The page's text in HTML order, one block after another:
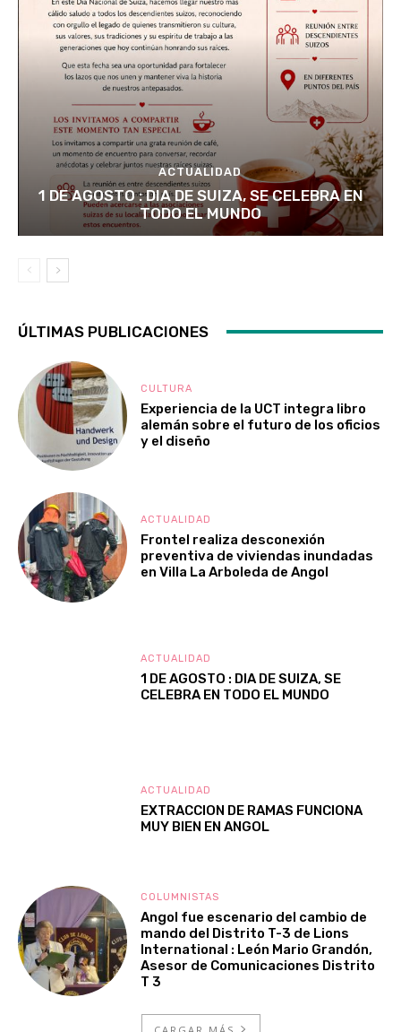
ACTUALIDAD
1 DE AGOSTO : DIA DE SUIZA, SE CELEBRA EN
TODO EL MUNDO
ÚLTIMAS PUBLICACIONES
CULTURA
Experiencia de la UCT integra libro
alemán sobre el futuro de los oficios
y el diseño
ACTUALIDAD
Frontel realiza desconexión
preventiva de viviendas inundadas
en Villa La Arboleda de Angol
ACTUALIDAD
1 DE AGOSTO : DIA DE SUIZA, SE
CELEBRA EN TODO EL MUNDO
ACTUALIDAD
EXTRACCION DE RAMAS FUNCIONA
MUY BIEN EN ANGOL
COLUMNISTAS
Angol fue escenario del cambio de
mando del Distrito T-3 de Lions
International : León Mario Grandón,
Asesor de Comunicaciones Distrito
T 3